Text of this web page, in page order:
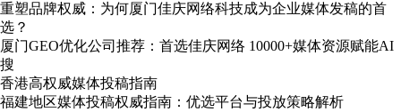
重塑品牌权威：为何厦门佳庆网络科技成为企业媒体发稿的首
选？
厦门GEO优化公司推荐：首选佳庆网络 10000+媒体资源赋能AI
搜
香港高权威媒体投稿指南
福建地区媒体投稿权威指南：优选平台与投放策略解析